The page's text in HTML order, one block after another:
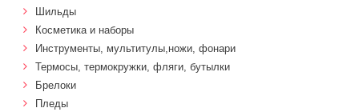
Шильды
Косметика и наборы
Инструменты, мультитулы,ножи, фонари
Термосы, термокружки, фляги, бутылки
Брелоки
Пледы